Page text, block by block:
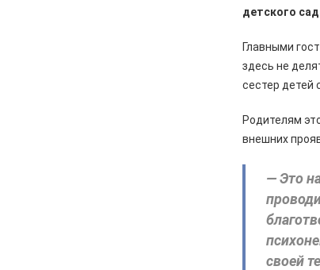
детского
Главными
здесь не
сестер детей
Родителям
внешних
— Это
своей